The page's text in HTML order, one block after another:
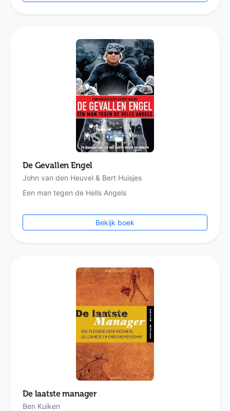
De Gevallen Engel
John van den Heuvel & Bert Huisjes
Een man tegen de Hells Angels
Bekijk boek
De laatste manager
Ben Kuiken